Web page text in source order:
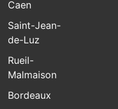
Caen
Saint-Jean-
de-Luz
Rueil-
Malmaison
Bordeaux